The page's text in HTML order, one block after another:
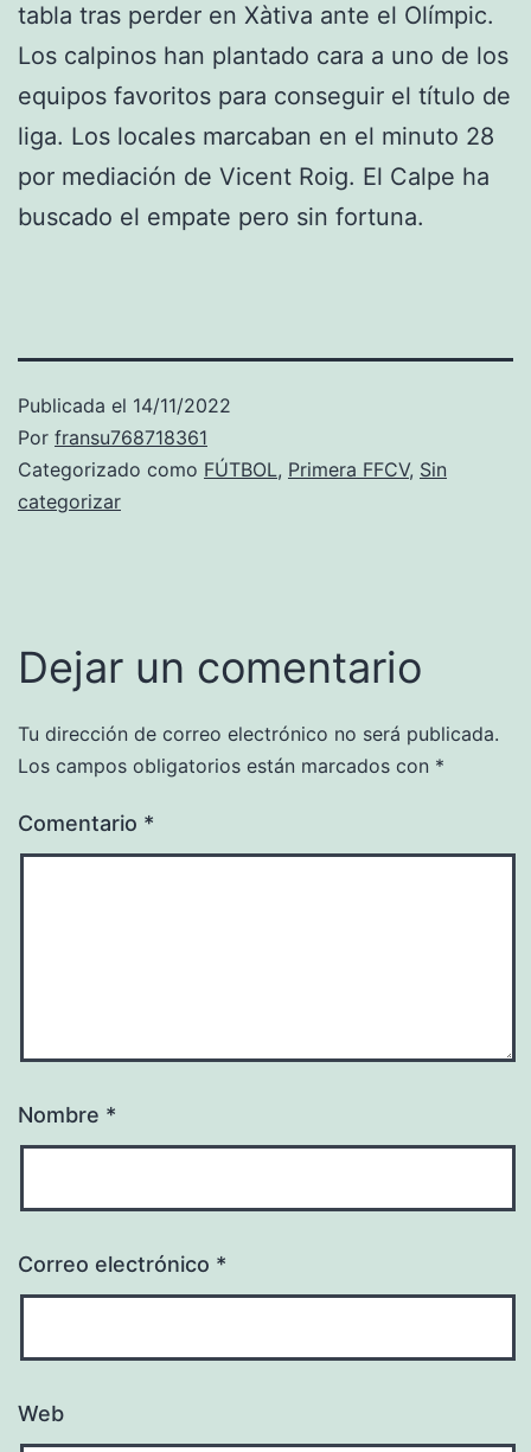
tabla tras perder en Xàtiva ante el Olímpic.
Los calpinos han plantado cara a uno de los
equipos favoritos para conseguir el título de
liga. Los locales marcaban en el minuto 28
por mediación de Vicent Roig. El Calpe ha
buscado el empate pero sin fortuna.
Publicada el 14/11/2022
Por fransu768718361
Categorizado como FÚTBOL, Primera FFCV, Sin
categorizar
Dejar un comentario
Tu dirección de correo electrónico no será publicada.
Los campos obligatorios están marcados con *
Comentario *
Nombre *
Correo electrónico *
Web